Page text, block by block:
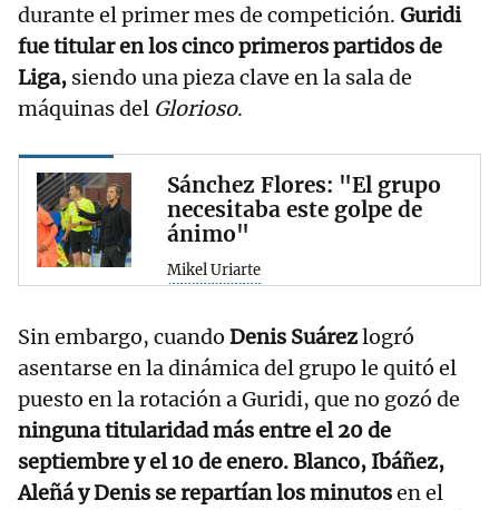
durante el primer mes de competición. Guridi
fue titular en los cinco primeros partidos de
Liga, siendo una pieza clave en la sala de
máquinas del Glorioso.
Sánchez Flores: "El grupo
necesitaba este golpe de
ánimo"
Mikel Uriarte
Sin embargo, cuando Denis Suárezlogró
asentarse en la dinámica del grupo le quitó el
puesto en la rotación a Guridi, que no gozó de
ninguna titularidad más entre el 20 de
septiembre y el 10 de enero. Blanco, Ibáñez,
Aleñá y Denis se repartían los minutosen el